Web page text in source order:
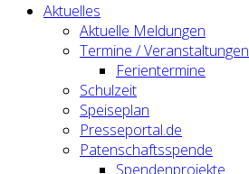
Aktuelles
Aktuelle Meldungen
Termine / Veranstaltungen
Ferientermine
Schulzeit
Speiseplan
Presseportal.de
Patenschaftsspende
Spendenprojekte